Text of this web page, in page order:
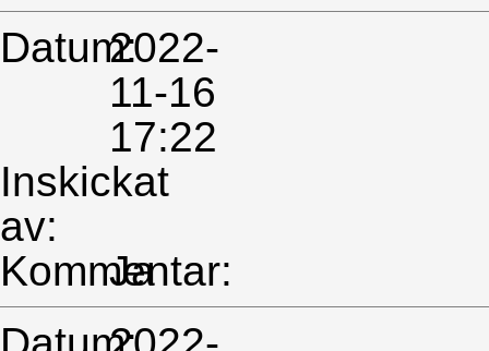
Datum:2022-
11-16
17:22
Inskickat
av:
Kommentar:
Ja